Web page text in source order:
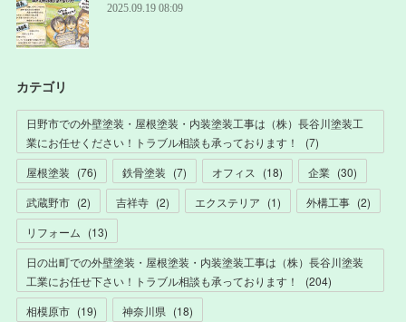
2025.09.19 08:09
カテゴリ
日野市での外壁塗装・屋根塗装・内装塗装工事は（株）長谷川塗装工
業にお任せください！トラブル相談も承っております！
(7)
屋根塗装 (76) 鉄骨塗装 (7) オフィス (18) 企業 (30)
武蔵野市 (2) 吉祥寺 (2) エクステリア (1) 外構工事 (2)
リフォーム (13)
日の出町での外壁塗装・屋根塗装・内装塗装工事は（株）長谷川塗装
工業にお任せ下さい！トラブル相談も承っております！
(204)
相模原市 (19) 神奈川県 (18)